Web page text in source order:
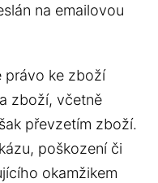
na emailovou
právo ke zboží
zboží, včetně
převzetím zboží.
poškození či
okamžikem